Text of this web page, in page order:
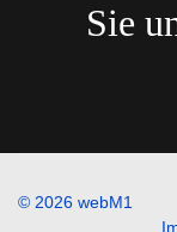
Sie
© 2026 webM1